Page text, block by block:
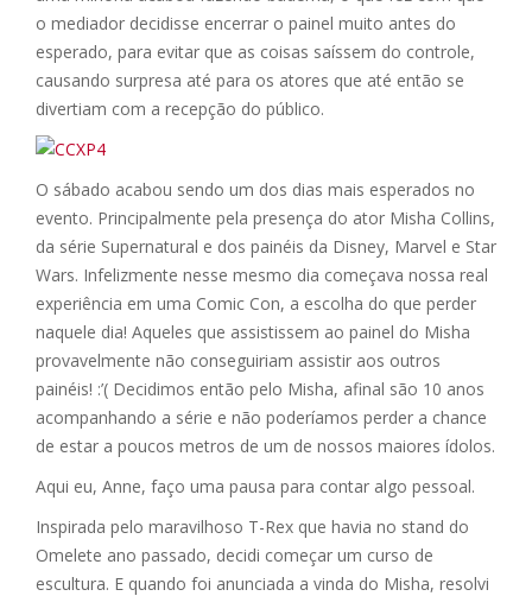
o mediador decidisse encerrar o painel muito antes do
esperado, para evitar que as coisas saíssem do controle,
causando surpresa até para os atores que até então se
divertiam com a recepção do público.
O sábado acabou sendo um dos dias mais esperados no
evento. Principalmente pela presença do ator Misha Collins,
da série Supernatural e dos painéis da Disney, Marvel e Star
Wars. Infelizmente nesse mesmo dia começava nossa real
experiência em uma Comic Con, a escolha do que perder
naquele dia! Aqueles que assistissem ao painel do Misha
provavelmente não conseguiriam assistir aos outros
painéis! :’( Decidimos então pelo Misha, afinal são 10 anos
acompanhando a série e não poderíamos perder a chance
de estar a poucos metros de um de nossos maiores ídolos.
Aqui eu, Anne, faço uma pausa para contar algo pessoal.
Inspirada pelo maravilhoso T-Rex que havia no stand do
Omelete ano passado, decidi começar um curso de
escultura. E quando foi anunciada a vinda do Misha, resolvi